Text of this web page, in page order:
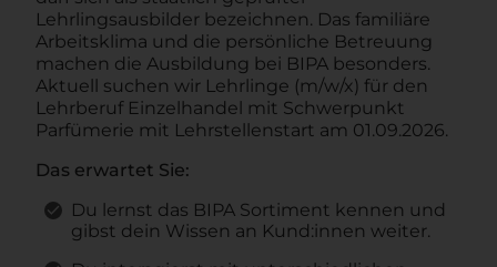
Lehrlingsausbilder bezeichnen. Das familiäre
Arbeitsklima und die persönliche Betreuung
machen die Ausbildung bei BIPA besonders.
Aktuell suchen wir Lehrlinge (m/w/x) für den
Lehrberuf Einzelhandel mit Schwerpunkt
Parfümerie mit Lehrstellenstart am 01.09.2026.
Das erwartet Sie:
Du lernst das BIPA Sortiment kennen und
gibst dein Wissen an Kund:innen weiter.